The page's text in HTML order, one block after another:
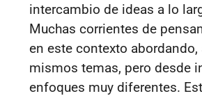
intercambio de ideas a lo
Muchas corrientes de
en este contexto abordando,
mismos temas, pero desde
enfoques muy diferentes.